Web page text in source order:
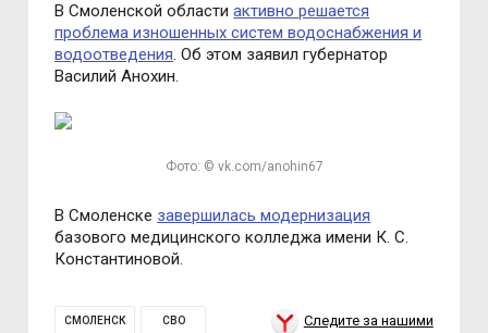
В Смоленской областиактивно решается
проблема изношенных систем водоснабжения и
водоотведения. Об этом заявил губернатор
Василий Анохин.
Фото: © vk.com/anohin67
В Смоленске завершилась модернизация
базового медицинского колледжа имени К. С.
Константиновой.
СМОЛЕНСК СВО
Следите за нашими